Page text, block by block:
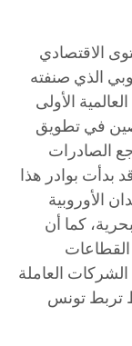
الاقتصادي
الذي صنفته
الأولى
في تطويق
الصادرات
بدأت بوادر هذا
الأوروبية
كما أن
العاملة
تربط تونس